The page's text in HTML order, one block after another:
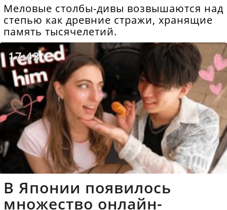
Меловые столбы-дивы возвышаются над
степью как древние стражи, хранящие
память тысячелетий.
17:43
В Японии появилось
множество онлайн-